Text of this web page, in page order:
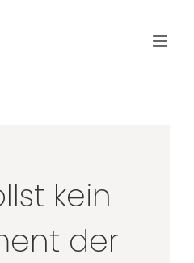
kein
der